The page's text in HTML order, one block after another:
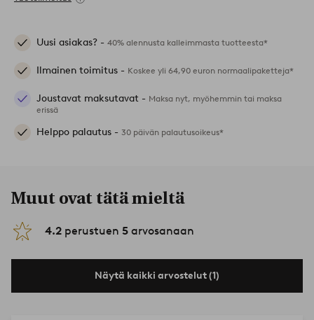
Uusi asiakas? - 40% alennusta kalleimmasta tuotteesta*
Ilmainen toimitus - Koskee yli 64,90 euron normaalipaketteja*
Joustavat maksutavat - Maksa nyt, myöhemmin tai maksa
erissä
Helppo palautus - 30 päivän palautusoikeus*
Muut ovat tätä mieltä
4.2 perustuen 5 arvosanaan
Näytä kaikki arvostelut (1)